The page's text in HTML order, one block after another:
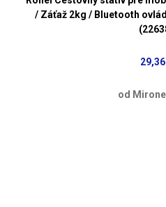
/ Záťaž 2kg / Bluetooth
od